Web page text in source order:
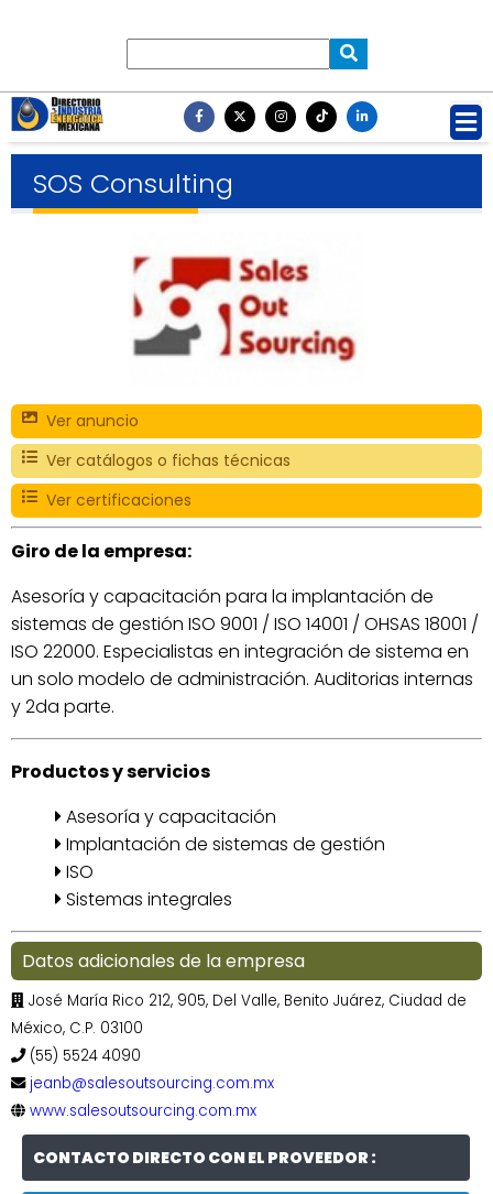
SOS Consulting
Ver anuncio
Ver catálogos o fichas técnicas
Ver certificaciones
Giro de la empresa:
Asesoría y capacitación para la implantación de
sistemas de gestión ISO 9001 / ISO 14001 / OHSAS 18001 /
ISO 22000. Especialistas en integración de sistema en
un solo modelo de administración. Auditorias internas
y 2da parte.
Productos y servicios
Asesoría y capacitación
Implantación de sistemas de gestión
ISO
Sistemas integrales
Datos adicionales de la empresa
José María Rico 212, 905, Del Valle, Benito Juárez, Ciudad de
México, C.P. 03100
(55) 5524 4090
jeanb@salesoutsourcing.com.mx
www.salesoutsourcing.com.mx
CONTACTO DIRECTO CON EL PROVEEDOR :